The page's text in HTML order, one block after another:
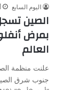
اليوم السابع
الصين
العالم
علنت منظمة
جنوب شرق الصين